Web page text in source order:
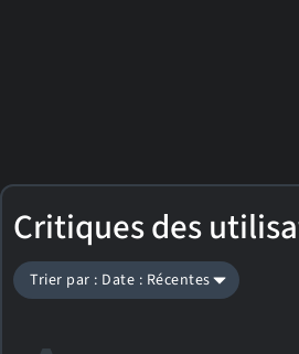
Critiques des
Trier par : Date : Récentes